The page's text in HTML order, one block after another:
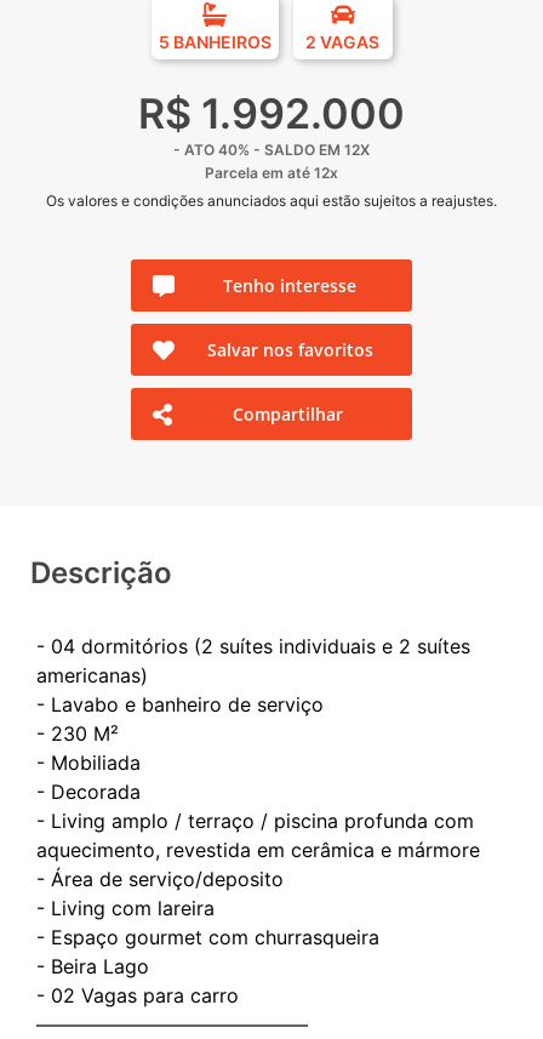
5 BANHEIROS 2 VAGAS
R$ 1.992.000
- ATO 40% - SALDO EM 12X
Parcela em até 12x
Os valores e condições anunciados aqui estão sujeitos a reajustes.
Tenho interesse
Salvar nos favoritos
Compartilhar
Descrição
- 04 dormitórios (2 suítes individuais e 2 suítes
americanas)
- ⁠Lavabo e banheiro de serviço
- ⁠230 M²
- ⁠Mobiliada
- ⁠Decorada
- ⁠Living amplo / terraço / piscina profunda com
aquecimento, revestida em cerâmica e mármore
- ⁠Área de serviço/deposito
- ⁠Living com lareira
- ⁠Espaço gourmet com churrasqueira
- ⁠Beira Lago
- ⁠02 Vagas para carro
——————————————